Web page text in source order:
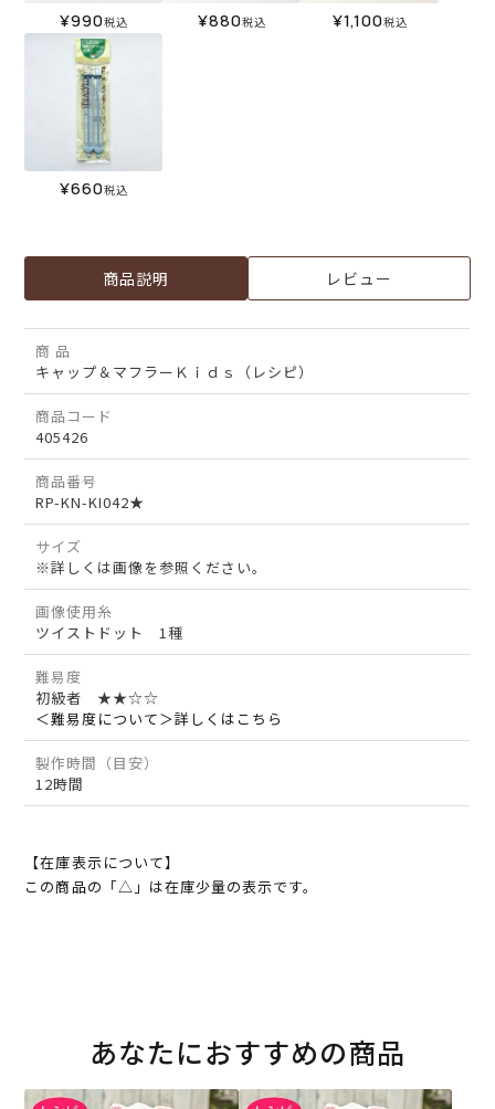
¥990税込 ¥880税込 ¥1,100税込
¥660税込
商品説明 レビュー
商 品
キャップ＆マフラーＫｉｄｓ（レシピ）
商品コード
405426
商品番号
RP-KN-KI042★
サイズ
※詳しくは画像を参照ください。
画像使用糸
ツイストドット 1種
難易度
初級者 ★★☆☆
＜難易度について＞詳しくはこちら
製作時間（目安）
12時間
【在庫表示について】
この商品の「△」は在庫少量の表示です。
あなたにおすすめの商品